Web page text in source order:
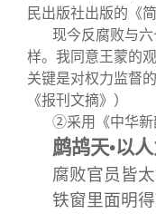
民出版社出版的《
现今反腐败与
样。我同意王蒙的
关键是对权力监督
《报刊文摘》）
②采用《中华新
鹧鸪天•以
腐败官员皆
铁窗里面明